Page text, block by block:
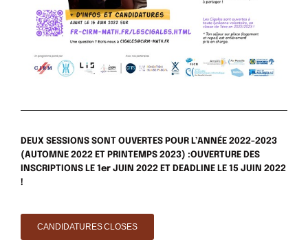
DEUX SESSIONS SONT OUVERTES POUR L’ANNÉE 2022-2023
(AUTOMNE 2022 ET PRINTEMPS 2023) :OUVERTURE DES
INSCRIPTIONS LE 1er JUIN 2022 ET DEADLINE LE 15 JUIN 2022
!
CANDIDATURES CLOSES